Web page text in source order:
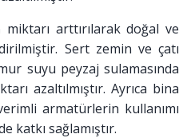
arttırılarak doğal ve
Sert zemin ve çatı
suyu peyzaj sulamasında
azaltılmıştır. Ayrıca bina
armatürlerin kullanımı
katkı sağlamıştır.